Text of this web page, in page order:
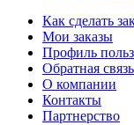
Как сделать
Мои заказы
Профиль
Обратная связь
О компании
Контакты
Партнерство